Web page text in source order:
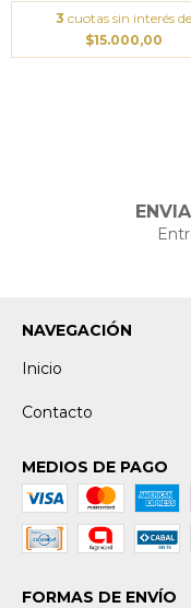
3 cuotas sin interés de
$15.000,00
NAVEGACIÓN
Inicio
Contacto
MEDIOS DE PAGO
FORMAS DE ENVÍO